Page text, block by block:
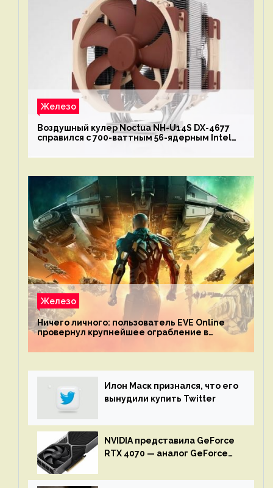
Железо
Воздушный кулер Noctua NH-U14S DX-4677
справился с 700-ваттным 56-ядерным Intel
Железо
Ничего личного: пользователь EVE Online
провернул крупнейшее ограбление в
механике
Илон Маск признался, что его
вынудили купить Twitter
NVIDIA представила GeForce
RTX 4070 — аналог GeForce